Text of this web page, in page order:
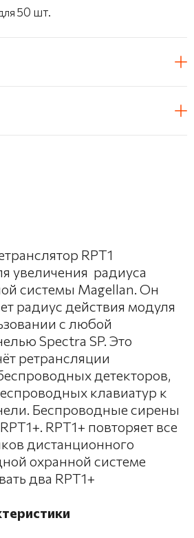
50 шт.
RPT1
увеличения радиуса
системы Magellan. Он
радиус действия модуля
с любой
Spectra SP. Это
ретрансляции
детекторов,
клавиатур к
Беспроводные сирены
RPT1+ повторяет все
дистанционного
охранной системе
два RPT1+